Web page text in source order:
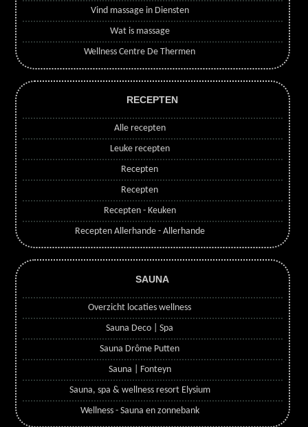
Vind massage in Diensten
Wat is massage
Wellness Centre De Thermen
RECEPTEN
Alle recepten
Leuke recepten
Recepten
Recepten
Recepten - Keuken
Recepten Allerhande - Allerhande
SAUNA
Overzicht locaties wellness
Sauna Deco | Spa
Sauna Drôme Putten
Sauna | Fonteyn
Sauna, spa & wellness resort Elysium
Wellness - Sauna en zonnebank